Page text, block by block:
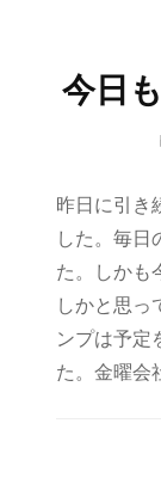
今日
昨日に引き
した。毎日
た。しかも
しかと思っ
ンプは予定
た。金曜会